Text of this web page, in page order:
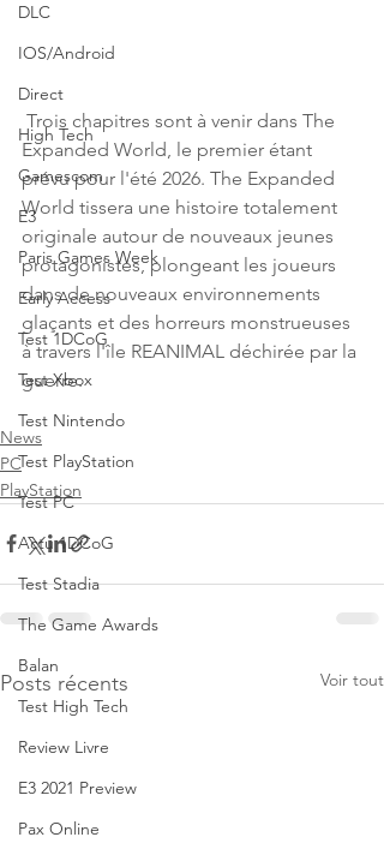
DLC
IOS/Android
Direct
High Tech
Gamescom
E3
Paris Games Week
Early Access
Test 1DCoG
Test Xbox
Test Nintendo
Test PlayStation
Test PC
Actu 1DCoG
Test Stadia
The Game Awards
Balan
Test High Tech
Review Livre
E3 2021 Preview
Pax Online
Trois chapitres sont à venir dans The
Expanded World, le premier étant
prévu pour l'été 2026. The Expanded
World tissera une histoire totalement
originale autour de nouveaux jeunes
protagonistes, plongeant les joueurs
dans de nouveaux environnements
glaçants et des horreurs monstrueuses
à travers l'île REANIMAL déchirée par la
guerre.
News
PC
PlayStation
Posts récents Voir tout